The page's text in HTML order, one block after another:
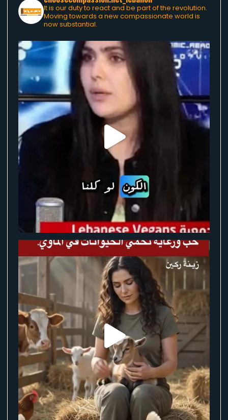
It is our duty to react and be part of the revolution.
Moving towards a new compassionate world is
now substantial.